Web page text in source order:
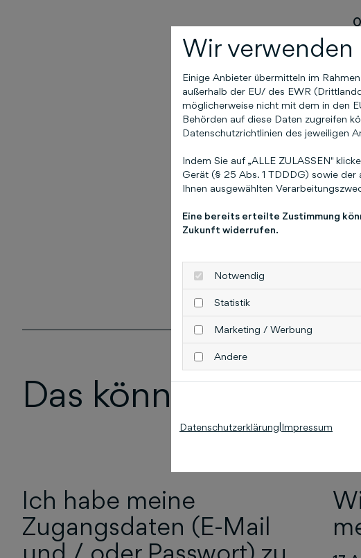
Das könnte Sie
Ich habe meine
Zugangsdaten (E-Mail
Wir verwenden
Einige Anbieter übermitteln im
außerhalb der EU/ des EWR
möglicherweise nicht mit dem in den
Behörden auf diese Daten zugreifen
Datenschutzrichtlinien des jeweiligen
Indem Sie auf „ALLE ZULASSEN"
Gerät (§ 25 Abs. 1 TDDDG) sowie
Ihnen ausgewählten
Eine bereits erteilte Zustimmung
Zukunft widerrufen.
Notwendig
Statistik
Marketing / Werbung
Andere
Datenschutzerklärung Impressum